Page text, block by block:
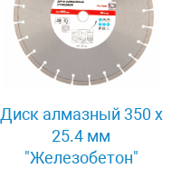
Диск алмазный 350 х
25.4 мм
"Железобетон"